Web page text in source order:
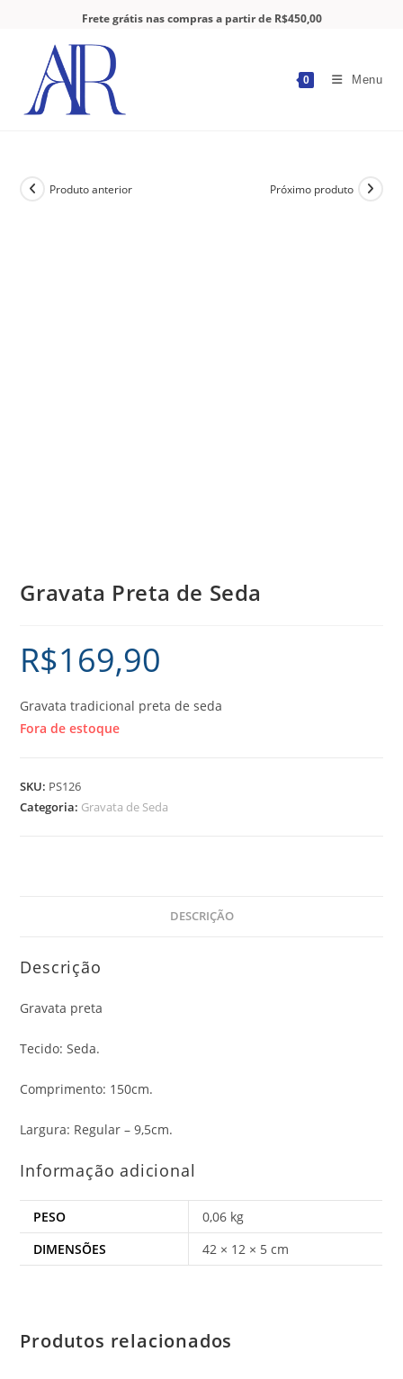
Frete grátis nas compras a partir de R$450,00
0 Menu
Produto anterior Próximo produto
Gravata Preta de Seda
R$169,90
Gravata tradicional preta de seda
Fora de estoque
SKU: PS126
Categoria: Gravata de Seda
DESCRIÇÃO
Descrição
Gravata preta
Tecido: Seda.
Comprimento: 150cm.
Largura: Regular – 9,5cm.
Informação adicional
PESO
0,06 kg
DIMENSÕES
42 × 12 × 5 cm
Produtos relacionados